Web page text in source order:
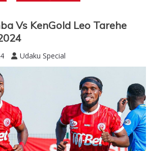
Vs KenGold Leo Tarehe
Udaku Special